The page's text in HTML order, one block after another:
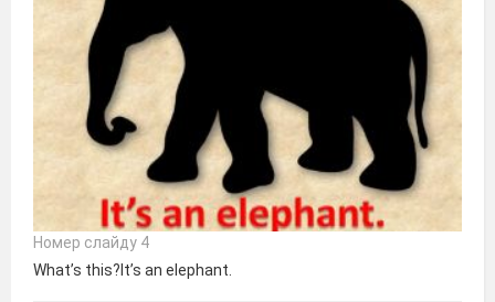
Номер слайду 4
What’s this?It’s an elephant.